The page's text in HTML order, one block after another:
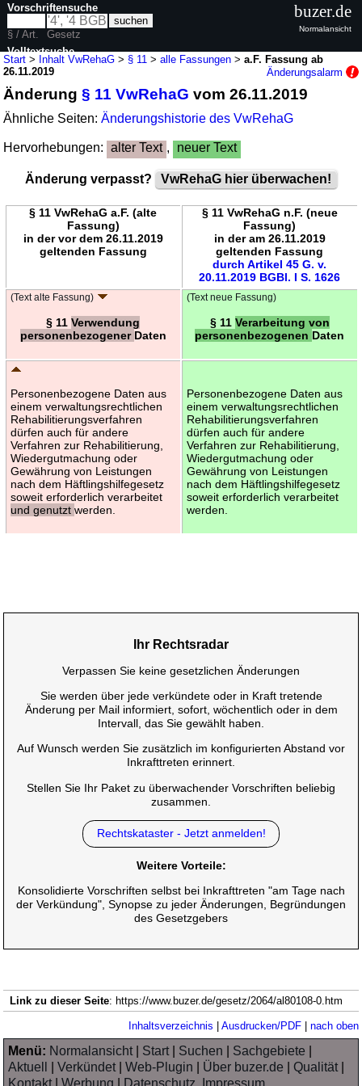
Start > Inhalt VwRehaG > § 11 >alle Fassungen >a.F. Fassung ab
26.11.2019
Änderungsalarm
Änderung§ 11 VwRehaG vom 26.11.2019
Ähnliche Seiten:Änderungshistorie des VwRehaG
Hervorhebungen: alter Text , neuer Text
Änderung verpasst? VwRehaG hier überwachen!
§ 11 VwRehaG a.F. (alte
Fassung)
in der vor dem 26.11.2019
geltenden Fassung
§ 11 VwRehaG n.F. (neue
Fassung)
in der am 26.11.2019
geltenden Fassung
durch Artikel 45 G. v.
20.11.2019 BGBl. I S. 1626
(Text alte Fassung)
§ 11 Verwendung
personenbezogener Daten
(Text neue Fassung)
§ 11 Verarbeitung von
personenbezogenen Daten
Personenbezogene Daten aus
einem verwaltungsrechtlichen
Rehabilitierungsverfahren
dürfen auch für andere
Verfahren zur Rehabilitierung,
Wiedergutmachung oder
Gewährung von Leistungen
nach dem Häftlingshilfegesetz
soweit erforderlich verarbeitet
und genutzt werden.
Personenbezogene Daten aus
einem verwaltungsrechtlichen
Rehabilitierungsverfahren
dürfen auch für andere
Verfahren zur Rehabilitierung,
Wiedergutmachung oder
Gewährung von Leistungen
nach dem Häftlingshilfegesetz
soweit erforderlich verarbeitet
werden.
Vorschriftensuche
§ / Art.
Gesetz
Volltextsuche
buzer.de
Normalansicht
Ihr Rechtsradar
Verpassen Sie keine gesetzlichen Änderungen
Sie werden über jede verkündete oder in Kraft tretende
Änderung per Mail informiert, sofort, wöchentlich oder in dem
Intervall, das Sie gewählt haben.
Auf Wunsch werden Sie zusätzlich im konfigurierten Abstand vor
Inkrafttreten erinnert.
Stellen Sie Ihr Paket zu überwachender Vorschriften beliebig
zusammen.
Rechtskataster - Jetzt anmelden!
Weitere Vorteile:
Konsolidierte Vorschriften selbst bei Inkrafttreten "am Tage nach
der Verkündung", Synopse zu jeder Änderungen, Begründungen
des Gesetzgebers
Link zu dieser Seite: https://www.buzer.de/gesetz/2064/al80108-0.htm
Inhaltsverzeichnis Ausdrucken/PDF| nach oben
Menü: Normalansicht| Start| Suchen Sachgebiete
Aktuell
|Verkündet|Web-Plugin Über buzer.de |Qualität|